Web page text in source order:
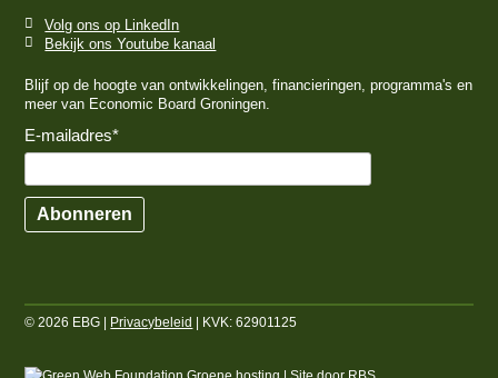
Volg ons op LinkedIn
Bekijk ons Youtube kanaal
Blijf op de hoogte van ontwikkelingen, financieringen, programma's en
meer van Economic Board Groningen.
E-mailadres*
Abonneren
© 2026 EBG | Privacybeleid | KVK: 62901125